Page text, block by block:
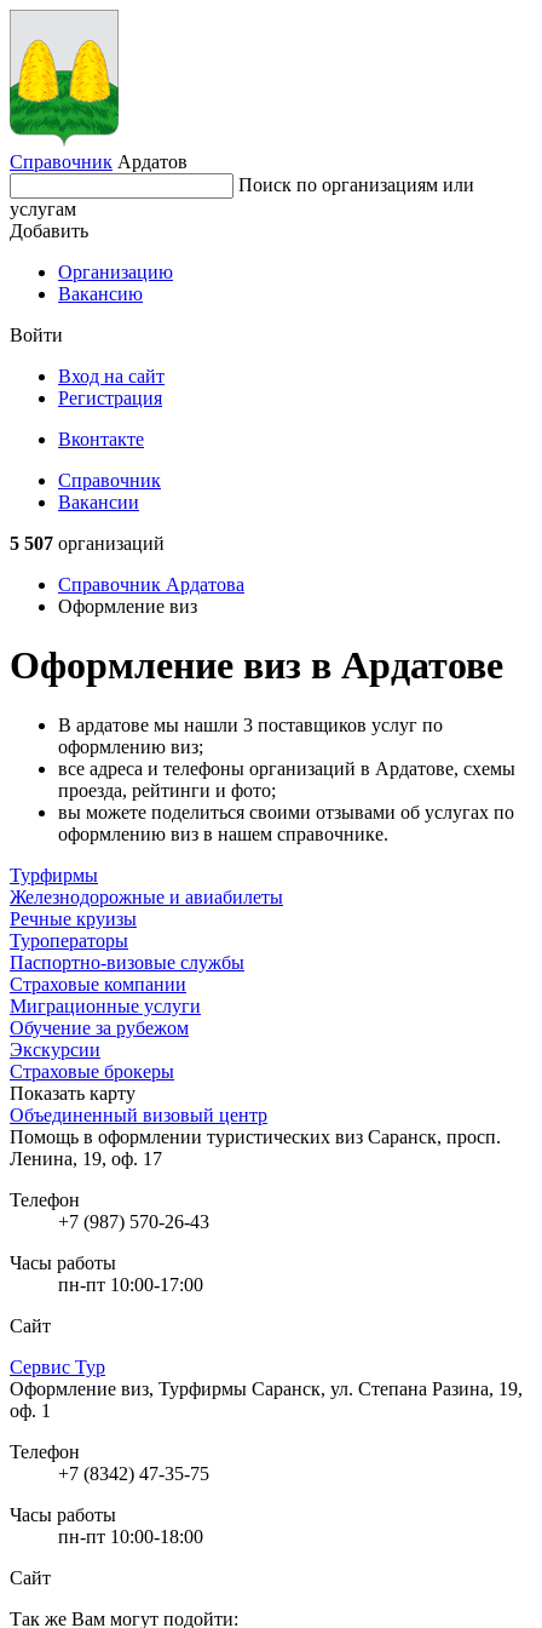
Справочник Ардатов
Поиск по организациям или
услугам
Добавить
Организацию
Вакансию
Войти
Вход на сайт
Регистрация
Вконтакте
Справочник
Вакансии
5 507 организаций
Справочник Ардатова
Оформление виз
Оформление виз в Ардатове
В ардатове мы нашли 3 поставщиков услуг по
оформлению виз;
все адреса и телефоны организаций в Ардатове, схемы
проезда, рейтинги и фото;
вы можете поделиться своими отзывами об услугах по
оформлению виз в нашем справочнике.
Турфирмы
Железнодорожные и авиабилеты
Речные круизы
Туроператоры
Паспортно-визовые службы
Страховые компании
Миграционные услуги
Обучение за рубежом
Экскурсии
Страховые брокеры
Показать карту
Объединенный визовый центр
Помощь в оформлении туристических виз Саранск, просп.
Ленина, 19, оф. 17
Телефон
+7 (987) 570-26-43
Часы работы
пн-пт 10:00-17:00
Сайт
Сервис Тур
Оформление виз, Турфирмы Саранск, ул. Степана Разина, 19,
оф. 1
Телефон
+7 (8342) 47-35-75
Часы работы
пн-пт 10:00-18:00
Сайт
Так же Вам могут подойти: